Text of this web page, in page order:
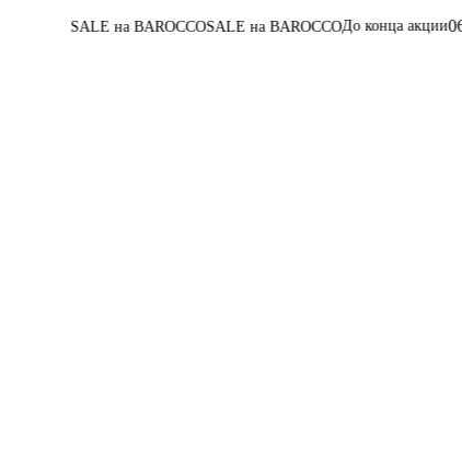
SALE на BAROCCOSALE на BAROCCOДо конца акции06:14:15:48